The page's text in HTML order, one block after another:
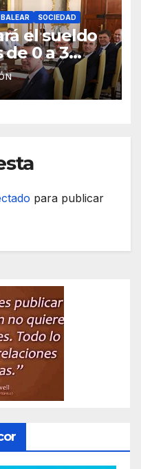
SOCIEDAD
el sueldo
de 0 a 3
nóminas
para publicar